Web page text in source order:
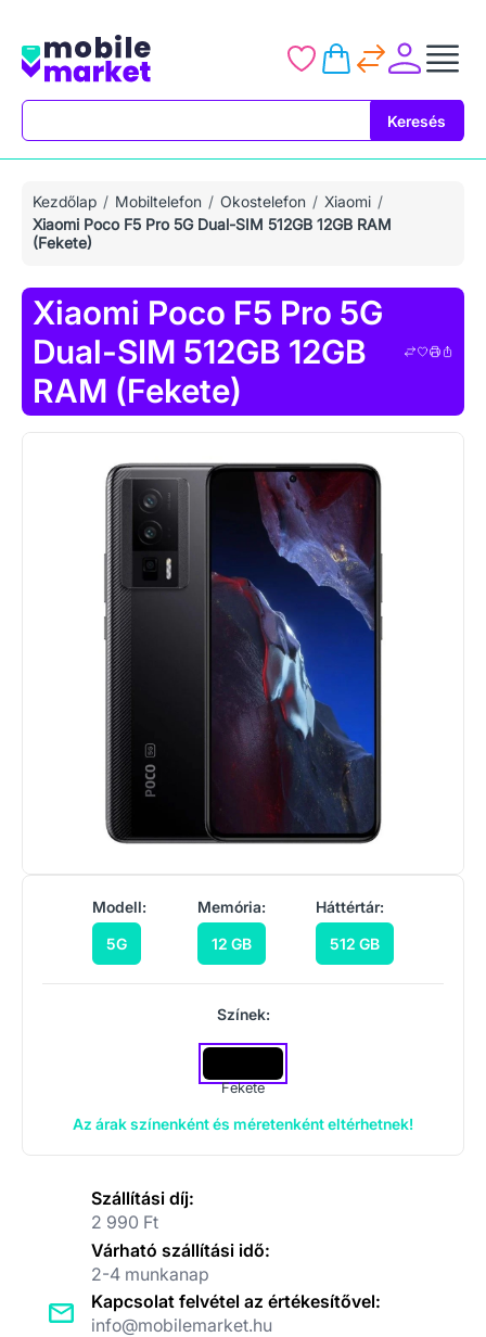
Keresés
Kezdőlap Mobiltelefon Okostelefon
Xiaomi
Xiaomi Poco F5 Pro 5G Dual-SIM 512GB 12GB RAM
(Fekete)
Xiaomi Poco F5 Pro 5G
Dual-SIM 512GB 12GB
RAM (Fekete)
Modell:
5G
Memória:
12 GB
Háttértár:
512 GB
Színek:
Fekete
Az árak színenként és méretenként eltérhetnek!
Szállítási díj:
2 990 Ft
Várható szállítási idő:
2-4 munkanap
Kapcsolat felvétel az értékesítővel:
info@mobilemarket.hu